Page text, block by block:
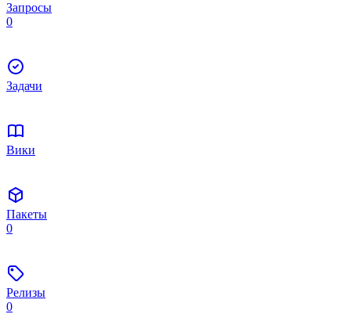
Запросы
0
Задачи
Вики
Пакеты
0
Релизы
0